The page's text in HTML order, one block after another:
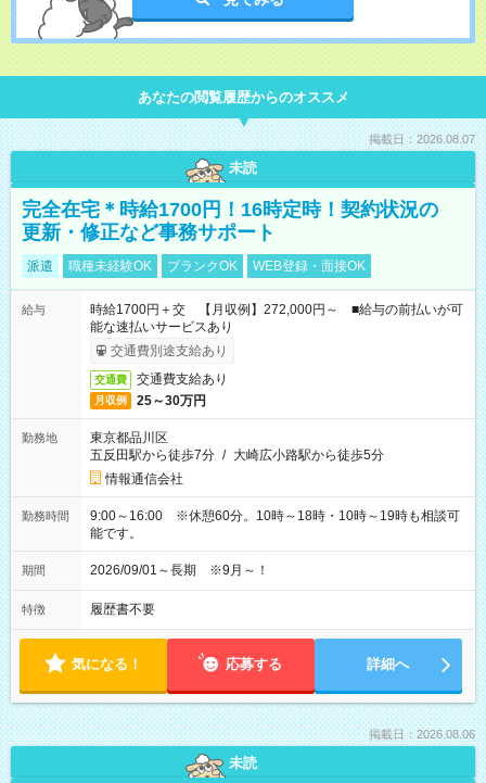
あなたの閲覧履歴からのオススメ
掲載日：2026.08.07
未読
完全在宅＊時給1700円！16時定時！契約状況の
更新・修正など事務サポート
派遣 職種未経験OK ブランクOK WEB登録・面接OK
給与
時給1700円＋交 【月収例】272,000円～ ■給与の前払いが可
能な速払いサービスあり
交通費別途支給あり
交通費 交通費支給あり
月収例 25～30万円
勤務地
東京都品川区
五反田駅から徒歩7分 / 大崎広小路駅から徒歩5分
情報通信会社
勤務時間
9:00～16:00 ※休憩60分。10時～18時・10時～19時も相談可
能です。
期間 2026/09/01～長期 ※9月～！
特徴 履歴書不要
気になる！ 応募する 詳細へ
掲載日：2026.08.06
未読